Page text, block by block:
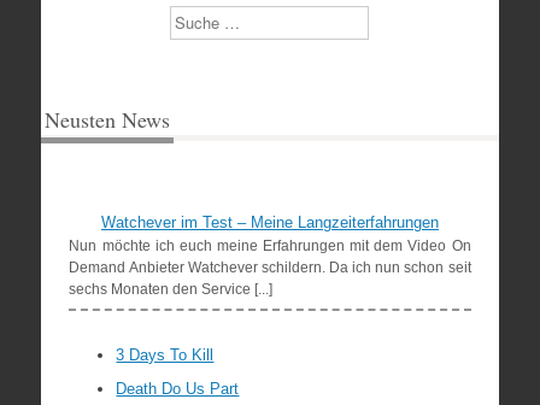
Suchen
Neusten News
Watchever im Test – Meine Langzeiterfahrungen
Nun möchte ich euch meine Erfahrungen mit dem Video On
Demand Anbieter Watchever schildern. Da ich nun schon seit
sechs Monaten den Service [...]
3 Days To Kill
Death Do Us Part